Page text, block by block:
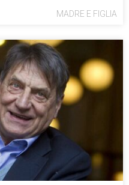
MADRE E FIGLIA